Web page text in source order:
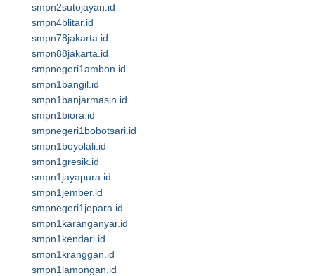
smpn2sutojayan.id
smpn4blitar.id
smpn78jakarta.id
smpn88jakarta.id
smpnegeri1ambon.id
smpn1bangil.id
smpn1banjarmasin.id
smpn1biora.id
smpnegeri1bobotsari.id
smpn1boyolali.id
smpn1gresik.id
smpn1jayapura.id
smpn1jember.id
smpnegeri1jepara.id
smpn1karanganyar.id
smpn1kendari.id
smpn1kranggan.id
smpn1lamongan.id